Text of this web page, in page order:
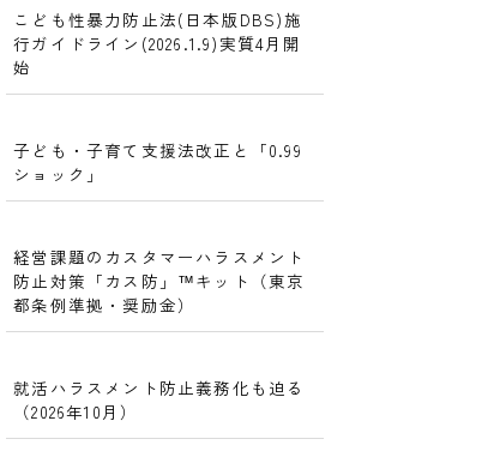
こども性暴力防止法(日本版DBS)施
行ガイドライン(2026.1.9)実質4月開
始
子ども・子育て支援法改正と「0.99
ショック」
経営課題のカスタマーハラスメント
防止対策「カス防」™キット（東京
都条例準拠・奨励金）
就活ハラスメント防止義務化も迫る
（2026年10月）